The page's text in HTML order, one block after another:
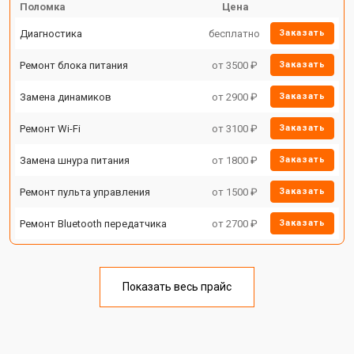
Поломка Цена
Диагностика бесплатно Заказать
Ремонт блока питания от 3500 ₽ Заказать
Замена динамиков от 2900 ₽ Заказать
Ремонт Wi-Fi от 3100 ₽ Заказать
Замена шнура питания от 1800 ₽ Заказать
Ремонт пульта управления от 1500 ₽ Заказать
Ремонт Bluetooth передатчика от 2700 ₽ Заказать
Показать весь прайс